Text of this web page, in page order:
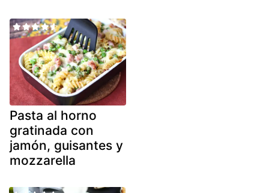
Pasta al horno
gratinada con
jamón, guisantes y
mozzarella